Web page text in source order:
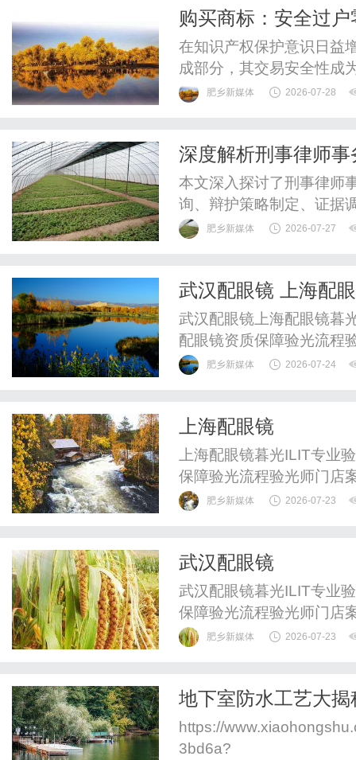
购买商标：安全过户
在知识产权保护意识日益
成部分，其交易安全性成
何确保过户流程规范、规
交易风险识别与防范1、
肥乡新媒体 2026-07-28
深度解析刑事律师
本文深入探讨了刑事律师
询、辩护策略制定、证据
事人权益和推动社会法治
肥乡新媒体 2026-07-27
武汉配眼镜 上海配
武汉配眼镜上海配眼镜暮
配眼镜资质保障验光流程
惠，兼顾高专业度与高性
肥乡新媒体 2026-07-24
上海配眼镜
上海配眼镜暮光ILIT专业
保障验光流程验光师门店
惠，兼顾高专业度与高性
肥乡新媒体 2026-07-23
武汉配眼镜
武汉配眼镜暮光ILIT专业
保障验光流程验光师门店
惠，兼顾高专业度与高性
肥乡新媒体 2026-07-23
地下室防水工艺大
https://
3bd6a?